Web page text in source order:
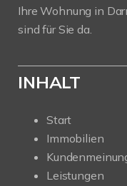
Ihre Wohnung in
sind für Sie da.
INHALT
Start
Immobilien
Leistungen